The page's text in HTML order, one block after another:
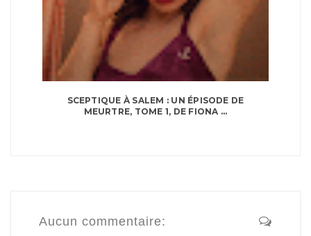
SCEPTIQUE À SALEM : UN ÉPISODE DE
MEURTRE, TOME 1, DE FIONA ...
Aucun commentaire: